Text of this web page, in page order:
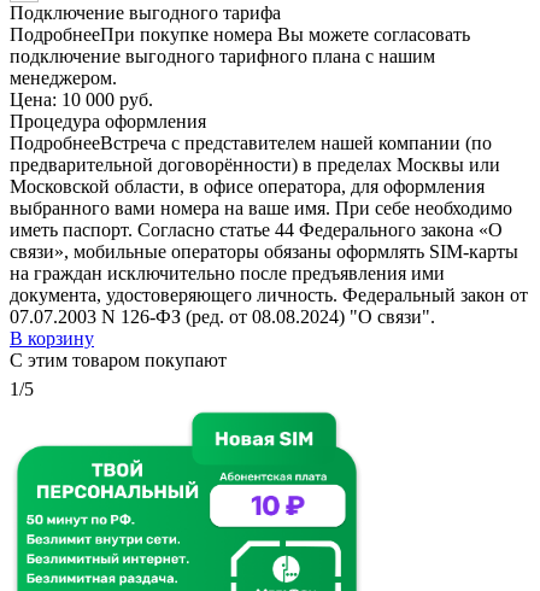
Подключение выгодного тарифа
ПодробнееПри покупке номера Вы можете согласовать
подключение выгодного тарифного плана с нашим
менеджером.
Цена: 10 000 руб.
Процедура оформления
ПодробнееВстреча с представителем нашей компании (по
предварительной договорённости) в пределах Москвы или
Московской области, в офисе оператора, для оформления
выбранного вами номера на ваше имя. При себе необходимо
иметь паспорт. Согласно статье 44 Федерального закона «О
связи», мобильные операторы обязаны оформлять SIM-карты
на граждан исключительно после предъявления ими
документа, удостоверяющего личность. Федеральный закон от
07.07.2003 N 126-ФЗ (ред. от 08.08.2024) "О связи".
В корзину
С этим товаром покупают
1/5